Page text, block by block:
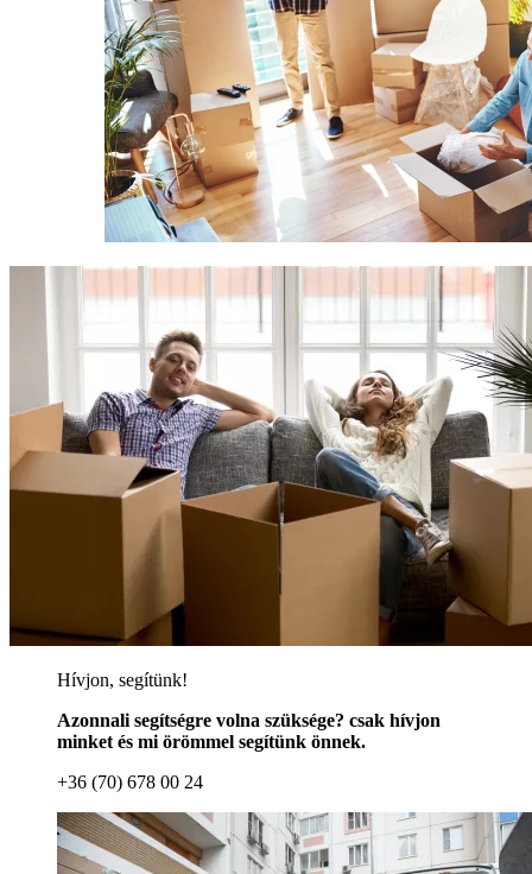
Hívjon, segítünk!
Azonnali segítségre volna szüksége? csak hívjon
minket és mi örömmel segítünk önnek.
+36 (70) 678 00 24